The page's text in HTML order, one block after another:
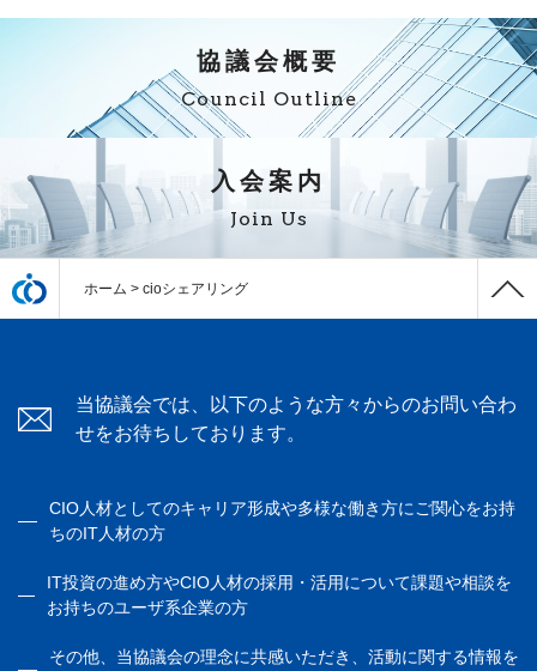
協議会概要
Council Outline
入会案内
Join Us
ホーム > cioシェアリング
当協議会では、以下のような方々からのお問い合わ
せをお待ちしております。
CIO人材としてのキャリア形成や多様な働き方にご関心をお持
ちのIT人材の方
IT投資の進め方やCIO人材の採用・活用について課題や相談を
お持ちのユーザ系企業の方
その他、当協議会の理念に共感いただき、活動に関する情報を